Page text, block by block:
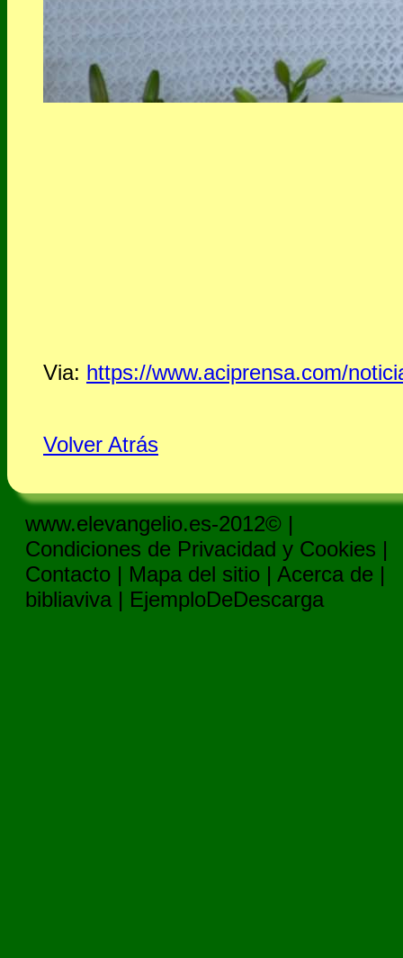
Via: https://www.aciprensa.com/
Volver Atrás
www.elevangelio.es-2012© |
Condiciones de Privacidad y Cookies |
Contacto | Mapa del sitio | Acerca de |
bibliaviva | EjemploDeDescarga